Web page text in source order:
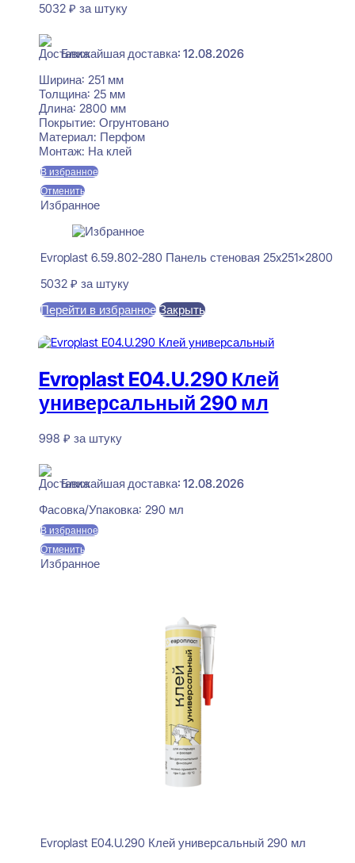
5032 ₽ за штуку
Ближайшая доставка: 12.08.2026
Ширина: 251 мм
Толщина: 25 мм
Длина: 2800 мм
Покрытие: Огрунтовано
Материал: Перфом
Монтаж: На клей
В избранное
Отменить
Избранное
Evroplast 6.59.802-280 Панель стеновая 25x251x2800
5032 ₽ за штуку
Перейти в избранное Закрыть
Evroplast E04.U.290 Клей
универсальный 290 мл
998 ₽ за штуку
Ближайшая доставка: 12.08.2026
Фасовка/Упаковка: 290 мл
В избранное
Отменить
Избранное
Evroplast E04.U.290 Клей универсальный 290 мл